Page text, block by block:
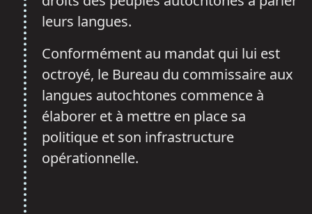
leurs langues.
Conformément au mandat qui lui est
octroyé, le Bureau du commissaire aux
langues autochtones commence à
élaborer et à mettre en place sa
politique et son infrastructure
opérationnelle.